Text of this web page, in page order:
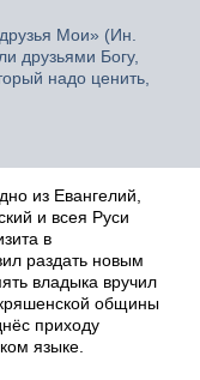
Мои» (Ин.
друзьями Богу,
надо ценить,
из Евангелий,
и всея Руси
в
раздать новым
владыка вручил
общины
приходу
языке.